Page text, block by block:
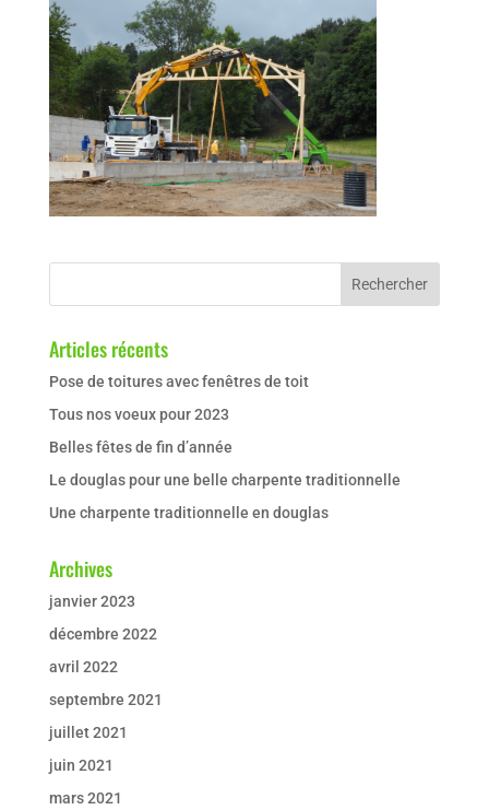
Articles récents
Pose de toitures avec fenêtres de toit
Tous nos voeux pour 2023
Belles fêtes de fin d’année
Le douglas pour une belle charpente traditionnelle
Une charpente traditionnelle en douglas
Archives
janvier 2023
décembre 2022
avril 2022
septembre 2021
juillet 2021
juin 2021
mars 2021